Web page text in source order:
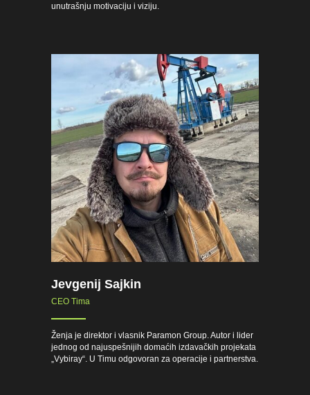
unutrašnju motivaciju i viziju.
Jevgenij Sajkin
CEO Tima
Ženja je direktor i vlasnik Paramon Group. Autor i lider
jednog od najuspešnijih domaćih izdavačkih projekata
„Vybiray“. U Timu odgovoran za operacije i partnerstva.